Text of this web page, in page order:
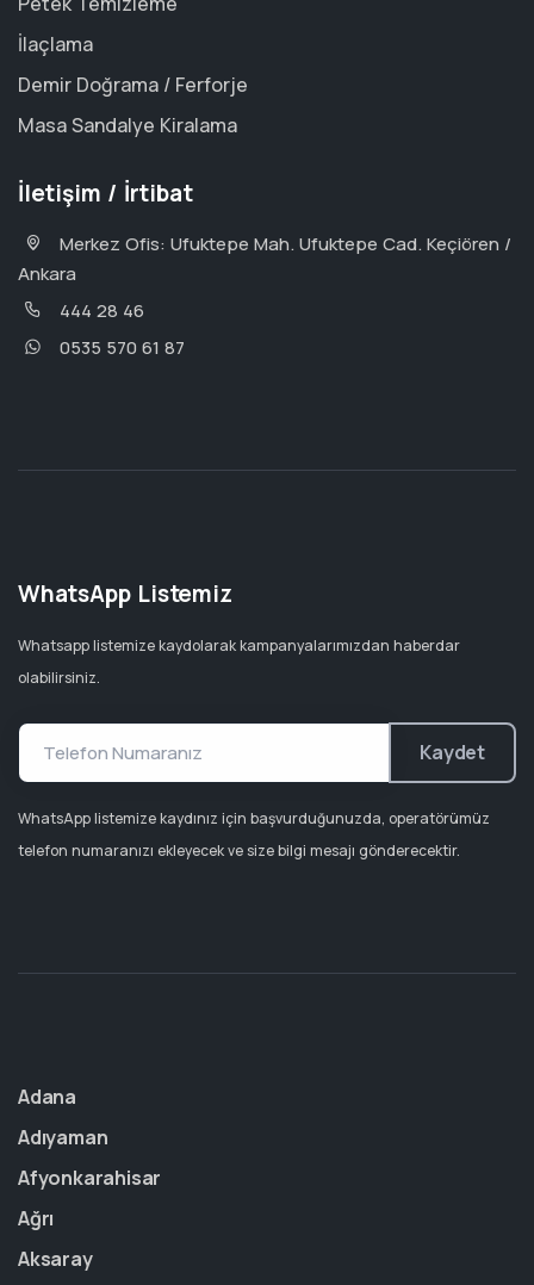
İlaçlama
Demir Doğrama / Ferforje
Masa Sandalye Kiralama
İletişim / İrtibat
Merkez Ofis: Ufuktepe Mah. Ufuktepe Cad. Keçiören /
Ankara
444 28 46
0535 570 61 87
WhatsApp Listemiz
Whatsapp listemize kaydolarak kampanyalarımızdan haberdar
olabilirsiniz.
Kaydet
WhatsApp listemize kaydınız için başvurduğunuzda, operatörümüz
telefon numaranızı ekleyecek ve size bilgi mesajı gönderecektir.
Adana
Adıyaman
Afyonkarahisar
Ağrı
Aksaray